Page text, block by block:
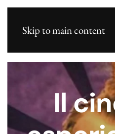
Skip to main content
Il